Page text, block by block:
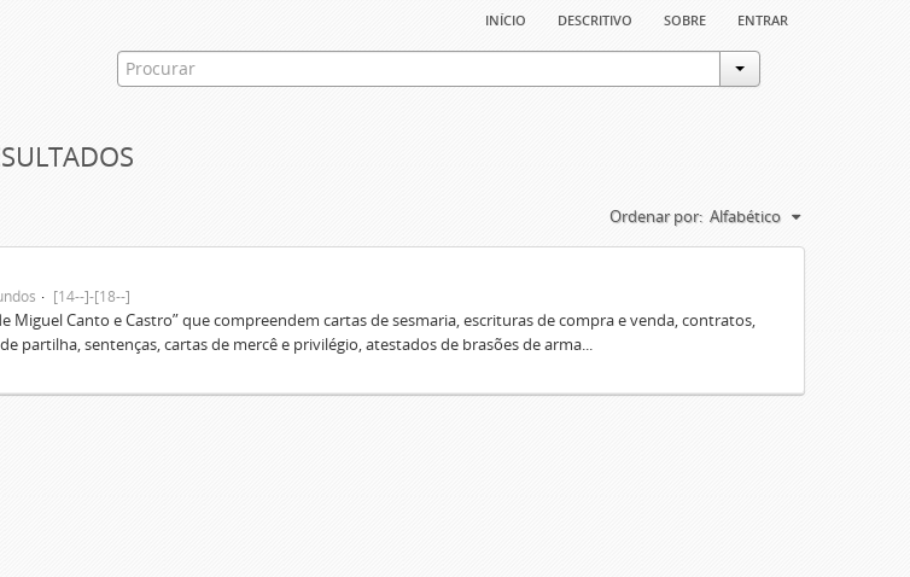
início descritivo sobre entrar
Ordenar por: Alfabético
[14--]-[18--]
Miguel Canto e Castro” que compreendem cartas de sesmaria, escrituras de compra e venda, contratos,
partilha, sentenças, cartas de mercê e privilégio, atestados de brasões de arma...